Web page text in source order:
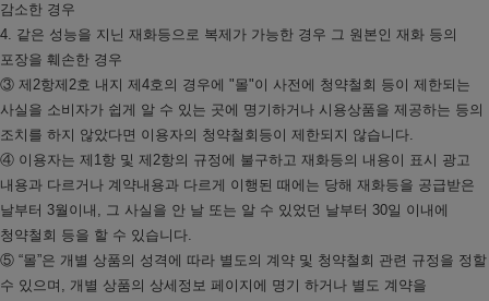
감소한 경우
4. 같은 성능을 지닌 재화등으로 복제가 가능한 경우 그 원본인 재화 등의
포장을 훼손한 경우
③ 제2항제2호 내지 제4호의 경우에 "몰"이 사전에 청약철회 등이 제한되는
사실을 소비자가 쉽게 알 수 있는 곳에 명기하거나 시용상품을 제공하는 등의
조치를 하지 않았다면 이용자의 청약철회등이 제한되지 않습니다.
④ 이용자는 제1항 및 제2항의 규정에 불구하고 재화등의 내용이 표시 광고
내용과 다르거나 계약내용과 다르게 이행된 때에는 당해 재화등을 공급받은
날부터 3월이내, 그 사실을 안 날 또는 알 수 있었던 날부터 30일 이내에
청약철회 등을 할 수 있습니다.
⑤ “몰”은 개별 상품의 성격에 따라 별도의 계약 및 청약철회 관련 규정을 정할
수 있으며, 개별 상품의 상세정보 페이지에 명기 하거나 별도 계약을